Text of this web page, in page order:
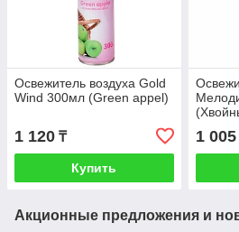
Освежитель воздуха Gold
Wind 300мл (Green appel)
1 120 ₸
Купить
1 005
Акционные предложения и